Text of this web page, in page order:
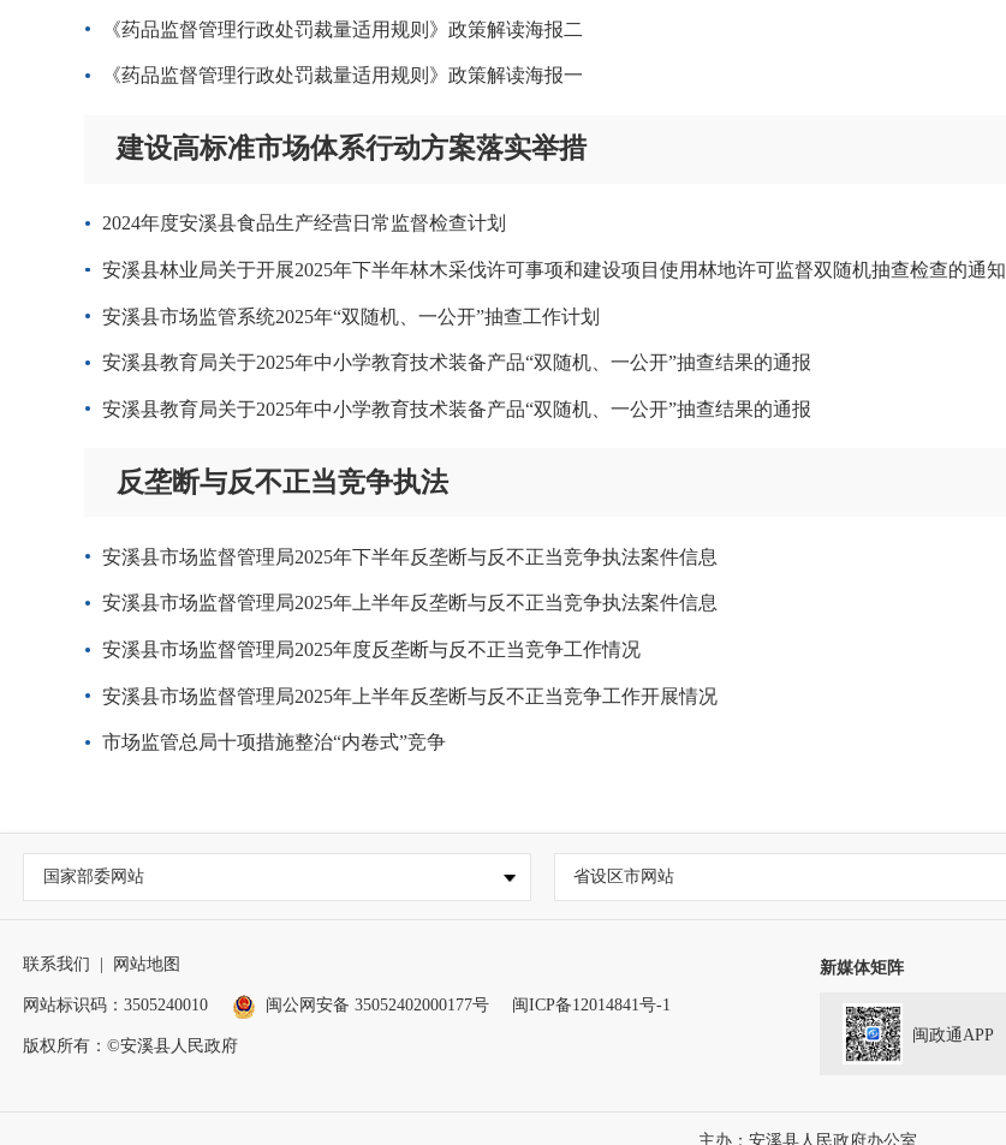
《药品监督管理行政处罚裁量适用规则》政策解读海报二
《药品监督管理行政处罚裁量适用规则》政策解读海报一
建设高标准市场体系行动方案落实举措
2024年度安溪县食品生产经营日常监督检查计划
安溪县林业局关于开展2025年下半年林木采伐许可事项和建设项目使用林地许可监督双随机抽查检查的通知
安溪县市场监管系统2025年“双随机、一公开”抽查工作计划
安溪县教育局关于2025年中小学教育技术装备产品“双随机、一公开”抽查结果的通报
安溪县教育局关于2025年中小学教育技术装备产品“双随机、一公开”抽查结果的通报
反垄断与反不正当竞争执法
安溪县市场监督管理局2025年下半年反垄断与反不正当竞争执法案件信息
安溪县市场监督管理局2025年上半年反垄断与反不正当竞争执法案件信息
安溪县市场监督管理局2025年度反垄断与反不正当竞争工作情况
安溪县市场监督管理局2025年上半年反垄断与反不正当竞争工作开展情况
市场监管总局十项措施整治“内卷式”竞争
国家部委网站 省设区市网站
联系我们 | 网站地图
网站标识码：3505240010 闽公网安备 35052402000177号 闽ICP备12014841号-1
版权所有：©安溪县人民政府
新媒体矩阵
闽政通APP
主办：安溪县人民政府办公室